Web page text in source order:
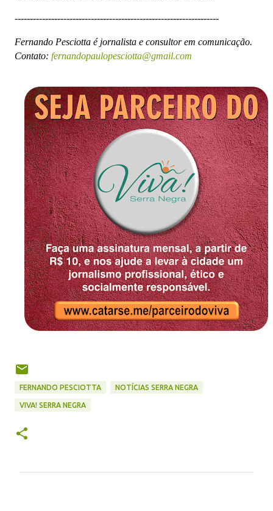
-------------------------------------------------------------------
Fernando Pesciotta é jornalista e consultor em comunicação.
Contato: fernandopaulopesciotta@gmail.com
FERNANDO PESCIOTTA NOTÍCIAS SERRA NEGRA
VIVA! SERRA NEGRA